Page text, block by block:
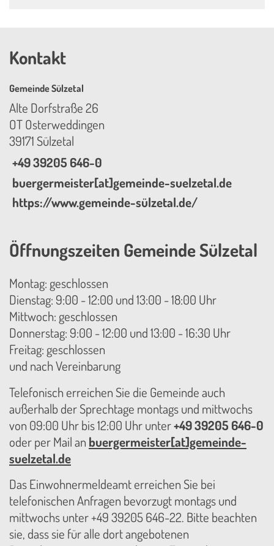
Kontakt
Gemeinde Sülzetal
Alte Dorfstraße 26
OT Osterweddingen
39171 Sülzetal
+49 39205 646-0
buergermeister[at]gemeinde-suelzetal.de
https://www.gemeinde-sülzetal.de/
Öffnungszeiten Gemeinde Sülzetal
Montag: geschlossen
Dienstag: 9:00 - 12:00 und 13:00 - 18:00 Uhr
Mittwoch: geschlossen
Donnerstag: 9:00 - 12:00 und 13:00 - 16:30 Uhr
Freitag: geschlossen
und nach Vereinbarung
Telefonisch erreichen Sie die Gemeinde auch
außerhalb der Sprechtage montags und mittwochs
von 09:00 Uhr bis 12:00 Uhr unter+49 39205 646-0
oder per Mail an buergermeister[at]gemeinde-
suelzetal.de
Das Einwohnermeldeamt erreichen Sie bei
telefonischen Anfragen bevorzugt montags und
mittwochs unter +49 39205 646-22. Bitte beachten
sie, dass sie für alle dort angebotenen